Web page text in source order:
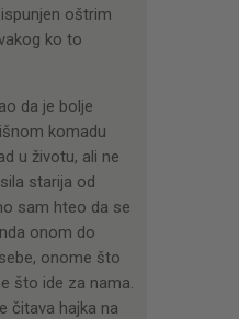
oštrim
ko to
da je bolje
komadu
u životu, ali ne
starija od
sam hteo da se
onom do
onome što
što ide za nama.
čitava hajka na